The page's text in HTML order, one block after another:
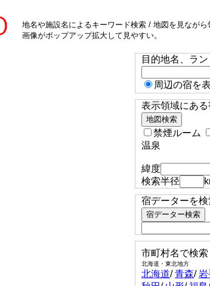
地名や施設名によるキーワード検索 / 地図を見ながら
画像がポップアップ拡大して見やすい。
目的地名、ラ
周辺の宿を
表示領域にあ
禁煙ルーム
温泉
緯度
検索半径
宿データーを
市町村名で検索
北海道・東北地方
北海道/青森/岩